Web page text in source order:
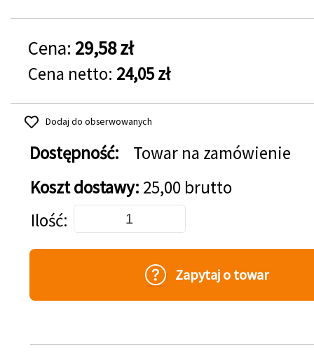
Cena: 29,58 zł
Cena netto: 24,05 zł
Dodaj do obserwowanych
Dostępność:
Towar na zamówienie
Koszt dostawy: 25,00 brutto
Dodaj do koszyka
Ilość
Zapytaj o towar